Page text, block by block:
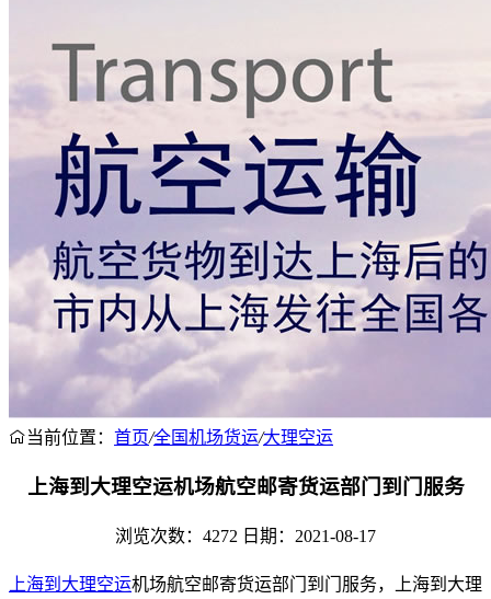
当前位置： 首页/全国机场货运/大理空运
上海到大理空运机场航空邮寄货运部门到门服务
浏览次数：4272 日期：2021-08-17
上海到大理空运机场航空邮寄货运部门到门服务，上海到大理